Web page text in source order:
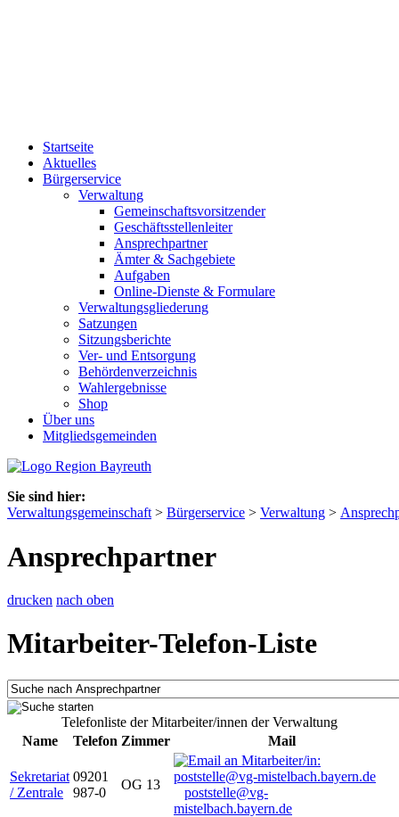
Startseite
Aktuelles
Bürgerservice
Verwaltung
Gemeinschaftsvorsitzender
Geschäftsstellenleiter
Ansprechpartner
Ämter & Sachgebiete
Aufgaben
Online-Dienste & Formulare
Verwaltungsgliederung
Satzungen
Sitzungsberichte
Ver- und Entsorgung
Behördenverzeichnis
Wahlergebnisse
Shop
Über uns
Mitgliedsgemeinden
Sie sind hier:
Verwaltungsgemeinschaft > Bürgerservice > Verwaltung >
Ansprechpartner
drucken nach oben
Mitarbeiter-Telefon-Liste
Telefonliste der Mitarbeiter/innen der Verwaltung
Name
Telefon Zimmer Mail
Sekretariat
/ Zentrale
09201
987-0
OG 13
poststelle@vg-
mistelbach.bayern.de